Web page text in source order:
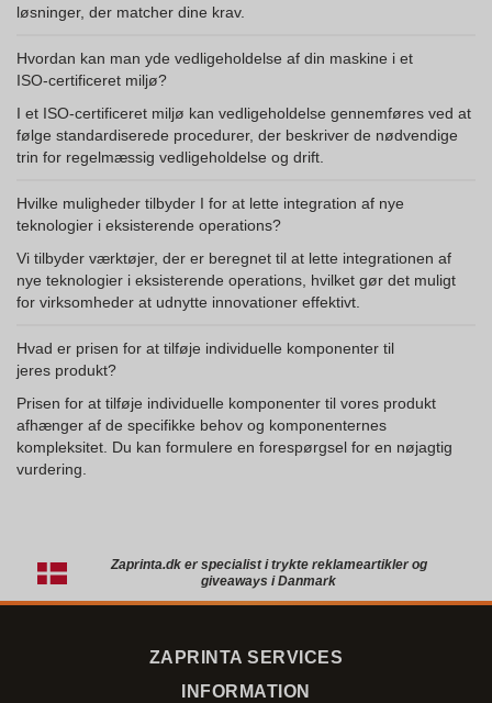
løsninger, der matcher dine krav.
Hvordan kan man yde vedligeholdelse af din maskine i et
ISO-certificeret miljø?
I et ISO-certificeret miljø kan vedligeholdelse gennemføres ved at
følge standardiserede procedurer, der beskriver de nødvendige
trin for regelmæssig vedligeholdelse og drift.
Hvilke muligheder tilbyder I for at lette integration af nye
teknologier i eksisterende operations?
Vi tilbyder værktøjer, der er beregnet til at lette integrationen af
nye teknologier i eksisterende operations, hvilket gør det muligt
for virksomheder at udnytte innovationer effektivt.
Hvad er prisen for at tilføje individuelle komponenter til
jeres produkt?
Prisen for at tilføje individuelle komponenter til vores produkt
afhænger af de specifikke behov og komponenternes
kompleksitet. Du kan formulere en forespørgsel for en nøjagtig
vurdering.
Zaprinta.dk er specialist i trykte reklameartikler og
giveaways i Danmark
ZAPRINTA SERVICES
INFORMATION